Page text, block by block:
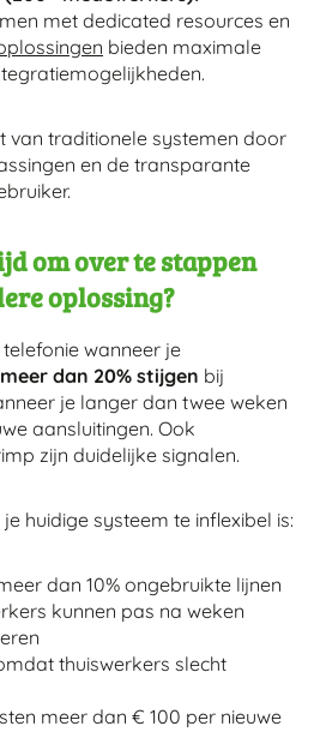
met dedicated resources en
bieden maximale
van traditionele systemen door
en de transparante
om over te stappen
oplossing?
wanneer je
dan 20% stijgen bij
je langer dan twee weken
aansluitingen. Ook
zijn duidelijke signalen.
huidige systeem te inflexibel is:
dan 10% ongebruikte lijnen
kunnen pas na weken
thuiswerkers slecht
meer dan € 100 per nieuwe